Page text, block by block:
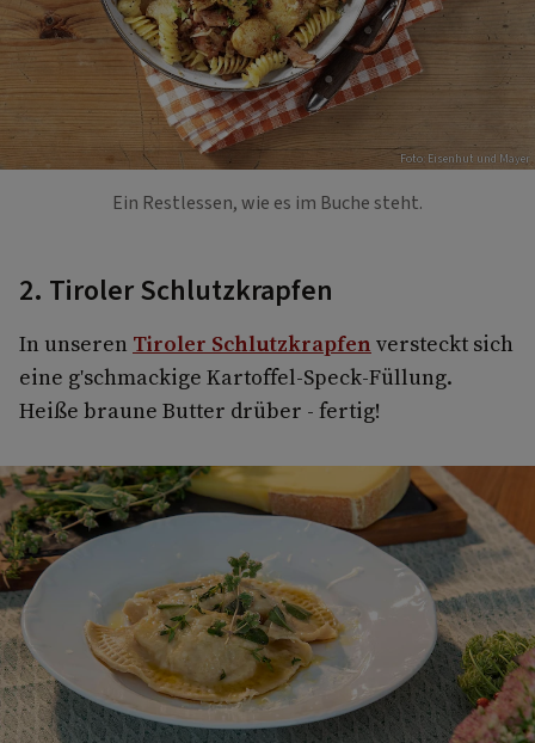
Foto: Eisenhut und Mayer
Ein Restlessen, wie es im Buche steht.
2. Tiroler Schlutzkrapfen
In unseren Tiroler Schlutzkrapfen versteckt sich
eine g'schmackige Kartoffel-Speck-Füllung.
Heiße braune Butter drüber - fertig!